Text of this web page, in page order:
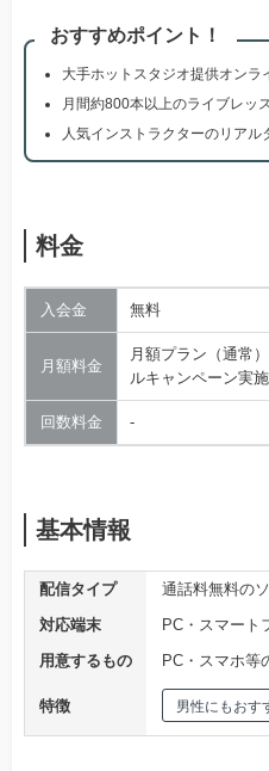
おすすめポイント！
大手ホットスタジオ提供オンラ
月間約800本以上のライブレッ
人気インストラクターのリアル
料金
入会金 無料
月額料金
月額プラン（通常
ルキャンペーン実
回数料金 ‐
基本情報
配信タイプ
通話料無料の
対応端末
PC・スマート
用意するもの
PC・スマホ等
特徴 男性にもおす